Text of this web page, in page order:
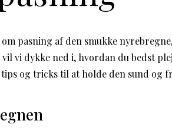
pasning af den smukke
vi dykke ned i, hvordan du bedst
og tricks til at holde den sund og